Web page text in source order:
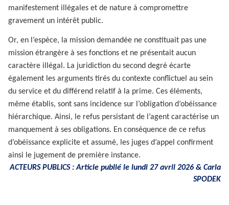
manifestement illégales et de nature à compromettre
gravement un intérêt public.
Or, en l’espèce, la mission demandée ne constituait pas une
mission étrangère à ses fonctions et ne présentait aucun
caractère illégal. La juridiction du second degré écarte
également les arguments tirés du contexte conflictuel au sein
du service et du différend relatif à la prime. Ces éléments,
même établis, sont sans incidence sur l’obligation d’obéissance
hiérarchique. Ainsi, le refus persistant de l’agent caractérise un
manquement à ses obligations. En conséquence de ce refus
d’obéissance explicite et assumé, les juges d’appel confirment
ainsi le jugement de première instance.
ACTEURS PUBLICS : Article publié le lundi 27 avril 2026 & Carla
SPODEK